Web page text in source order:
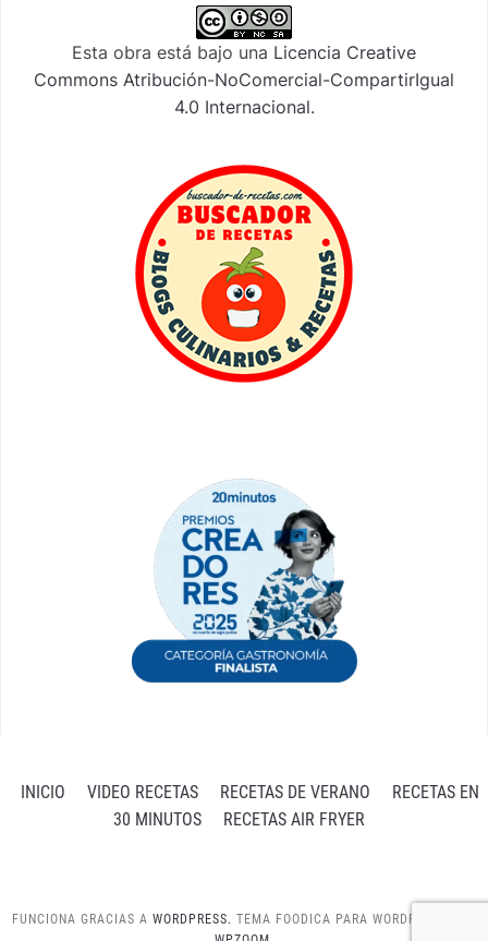
Esta obra está bajo una Licencia Creative
Commons Atribución-NoComercial-CompartirIgual
4.0 Internacional.
INICIO VIDEO RECETAS RECETAS DE VERANO
RECETAS EN
30 MINUTOS
RECETAS AIR FRYER
FUNCIONA GRACIAS A WORDPRESS. TEMA FOODICA PARA WORDPRESS POR